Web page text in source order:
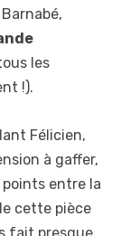
les
!).
Félicien,
à gaffer,
entre la
cette pièce